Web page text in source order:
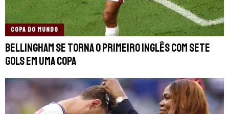
COPA DO MUNDO
Bellingham se torna o primeiro inglês com sete
gols em uma Copa